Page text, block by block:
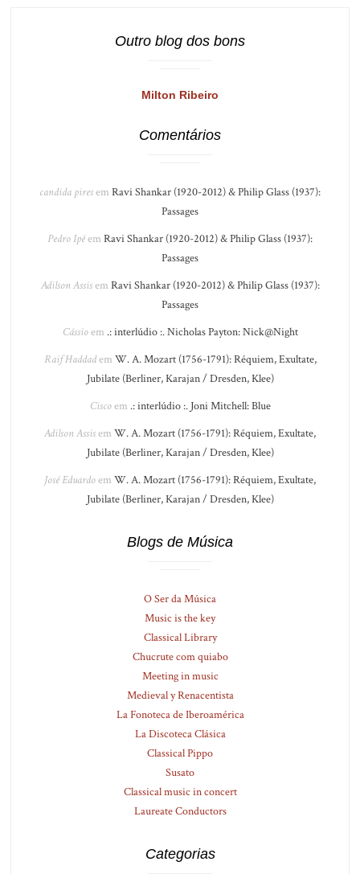
Outro blog dos bons
Milton Ribeiro
Comentários
candida piresem Ravi Shankar (1920-2012) & Philip Glass (1937):
Passages
Pedro Ipêem Ravi Shankar (1920-2012) & Philip Glass (1937):
Passages
Adilson Assisem Ravi Shankar (1920-2012) & Philip Glass (1937):
Passages
Cássioem .: interlúdio :. Nicholas Payton: Nick@Night
Raif Haddadem W. A. Mozart (1756-1791): Réquiem, Exultate,
Jubilate (Berliner, Karajan / Dresden, Klee)
Ciscoem .: interlúdio :. Joni Mitchell: Blue
Adilson Assisem W. A. Mozart (1756-1791): Réquiem, Exultate,
Jubilate (Berliner, Karajan / Dresden, Klee)
José Eduardoem W. A. Mozart (1756-1791): Réquiem, Exultate,
Jubilate (Berliner, Karajan / Dresden, Klee)
Blogs de Música
O Ser da Música
Music is the key
Classical Library
Chucrute com quiabo
Meeting in music
Medieval y Renacentista
La Fonoteca de Iberoamérica
La Discoteca Clásica
Classical Pippo
Susato
Classical music in concert
Laureate Conductors
Categorias